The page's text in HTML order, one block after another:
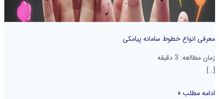
معرفی انواع خطوط سامانه پیامکی
زمان مطالعه: 3 دقیقه
[…]
ادامه مطلب »